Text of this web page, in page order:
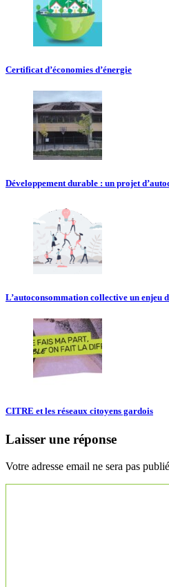
Certificat d’économies d’énergie
Développement durable : un projet
L’autoconsommation collective un enjeu
CITRE et les réseaux citoyens gardois
Laisser une réponse
Votre adresse email ne sera pas